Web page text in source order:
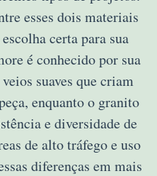
esses dois materiais
certa para sua
é conhecido por sua
suaves que criam
enquanto o granito
e diversidade de
de alto tráfego e uso
diferenças em mais